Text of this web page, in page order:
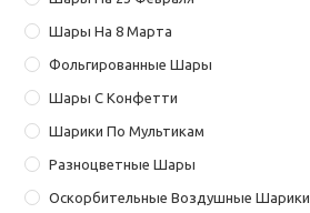
Шары На 8 Марта
Фольгированные Шары
Шары С Конфетти
Шарики По Мультикам
Разноцветные Шары
Оскорбительные Воздушные Шарики